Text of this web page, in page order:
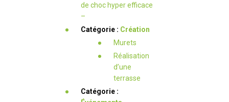
de choc hyper efficace
–
Catégorie : Création
Murets
Réalisation
d’une
terrasse
Catégorie :